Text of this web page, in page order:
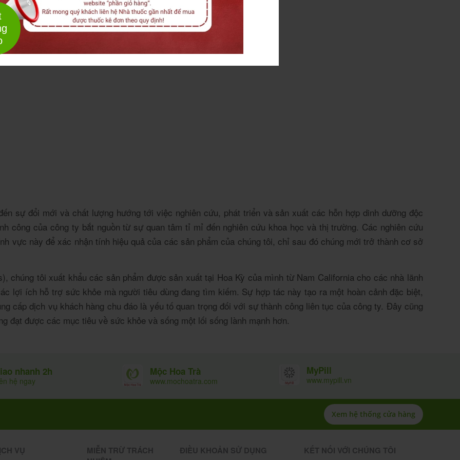
sự đổi mới và chất lượng hướng tới việc nghiên cứu, phát triển và sản xuất các hỗn hợp dinh dưỡng độc
công của công ty bắt nguồn từ sự quan tâm tỉ mỉ đến nghiên cứu khoa học và thị trường. Các nghiên cứu
vực này để xác nhận tính hiệu quả của các sản phẩm của chúng tôi, chỉ sau đó chúng mới trở thành cơ sở
chúng tôi xuất khẩu các sản phẩm được sản xuất tại Hoa Kỳ của mình từ Nam California cho các nhà lãnh
lợi ích hỗ trợ sức khỏe mà người tiêu dùng đang tìm kiếm. Sự hợp tác này tạo ra một hoàn cảnh đặc biệt,
cấp dịch vụ khách hàng chu đáo là yếu tố quan trọng đối với sự thành công liên tục của công ty. Đây cũng
đạt được các mục tiêu về sức khỏe và sống một lối sống lành mạnh hơn.
nhanh 2h
hệ ngay
Mộc Hoa Trà
www.mochoatra.com
MyPill
www.mypill.vn
Xem hệ thống cửa hàng
VỤ
MIỄN TRỪ TRÁCH
ĐIỀU KHOẢN SỬ DỤNG KẾT NỐI VỚI CHÚNG TÔI